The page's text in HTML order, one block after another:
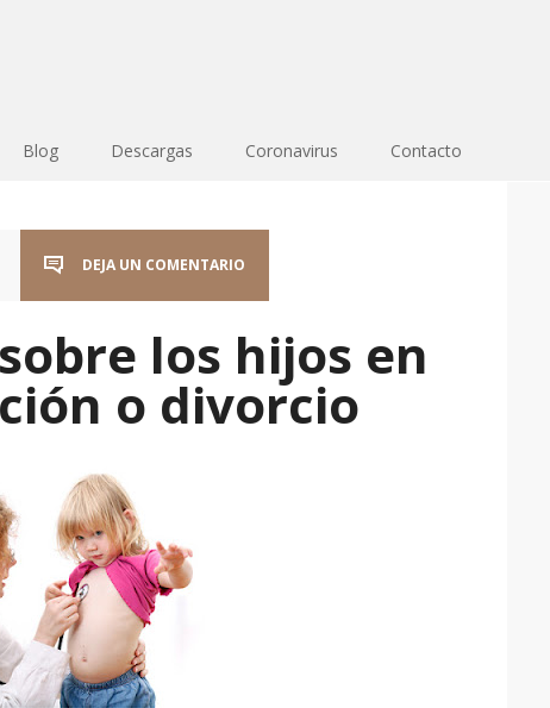
Blog Descargas Coronavirus Contacto
DEJA UN COMENTARIO
los hijos en
o divorcio